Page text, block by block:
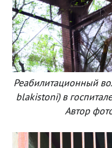
Реабилитационный
blakistoni) в
Автор